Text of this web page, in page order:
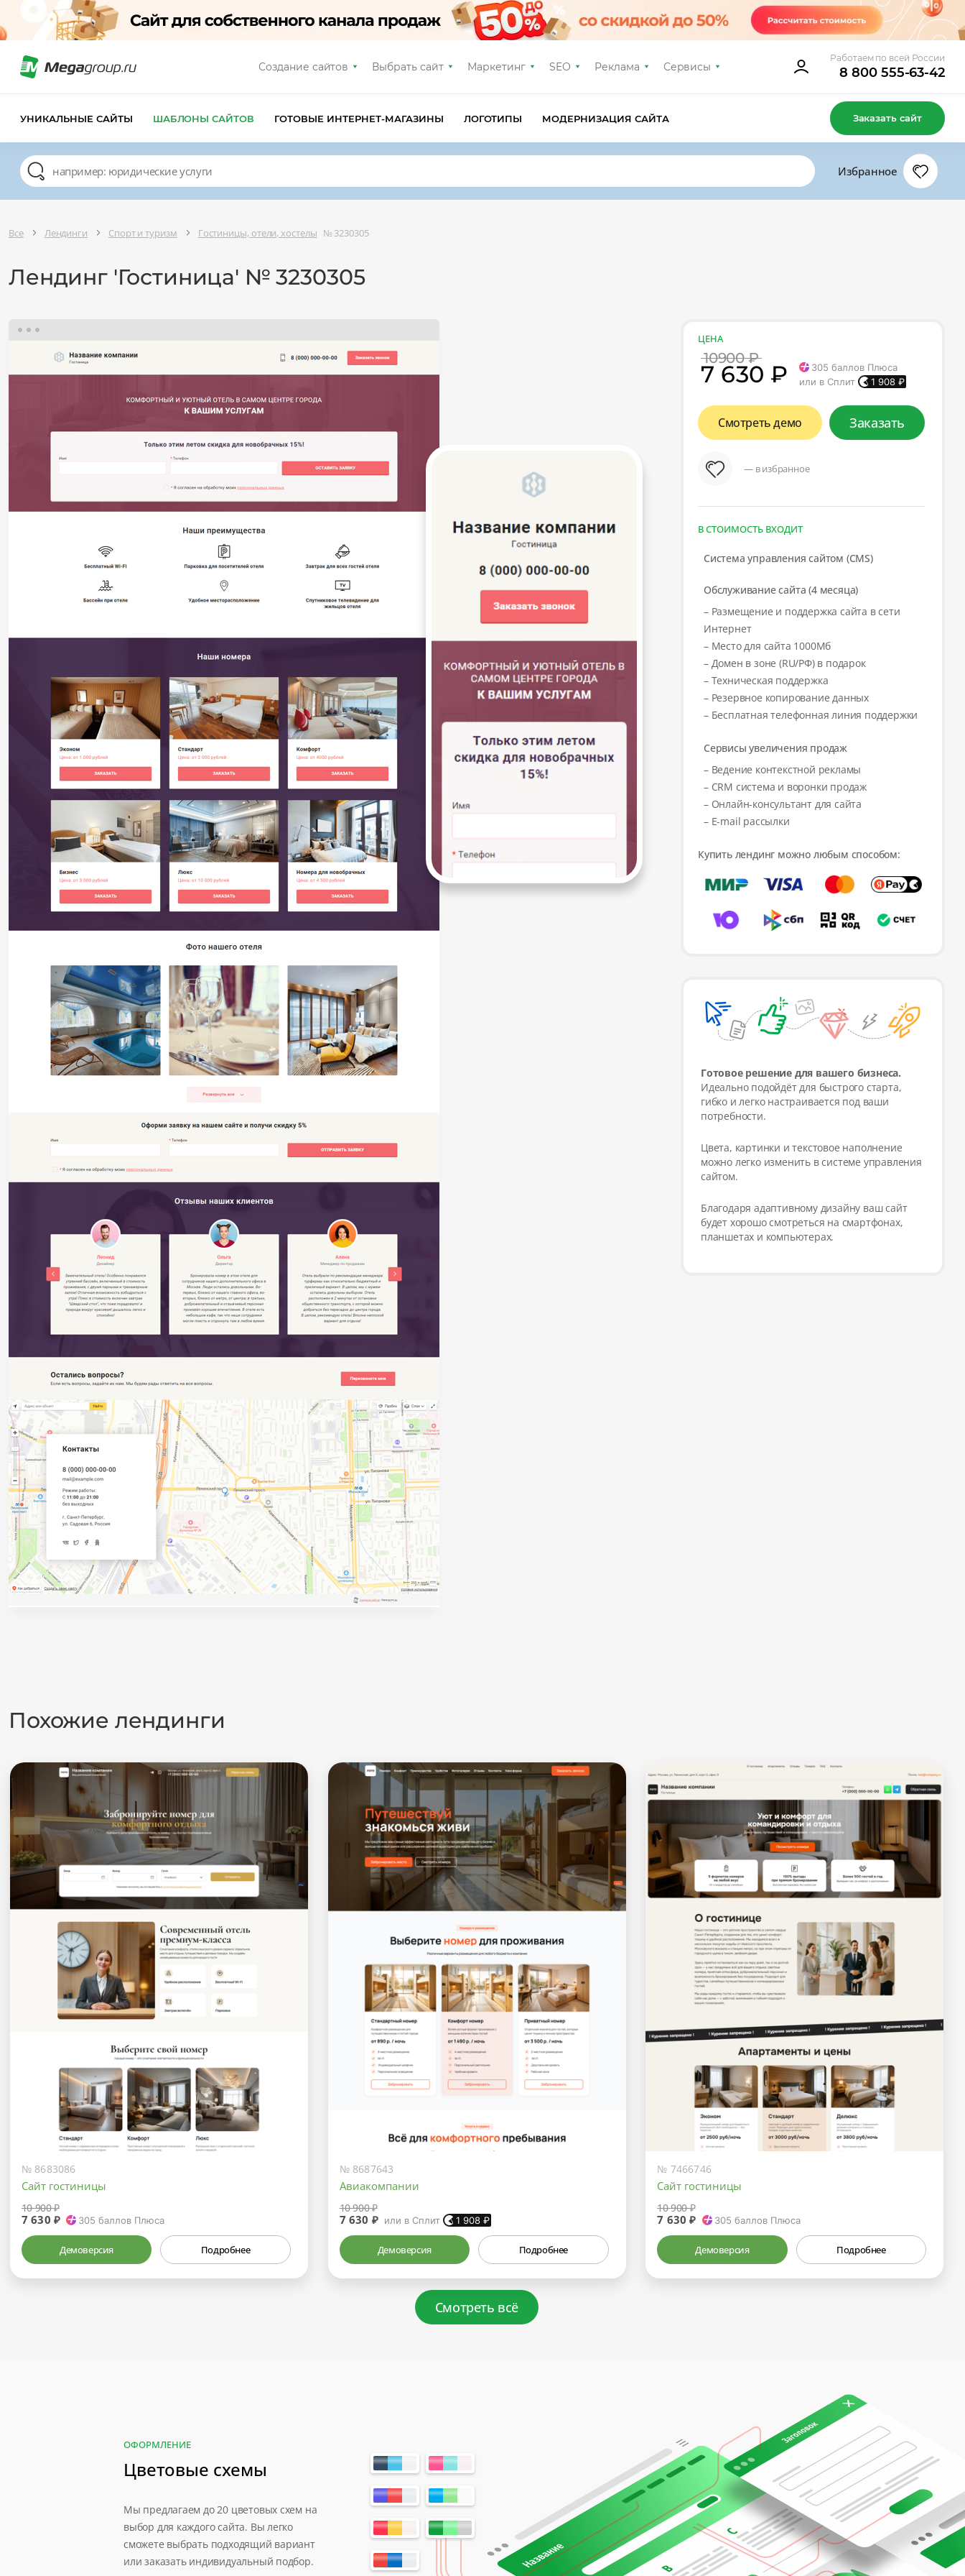
Создание сайтов Выбрать сайт Маркетинг SEO Реклама Сервисы
Работаем по всей России
8 800 555-63-42
УНИКАЛЬНЫЕ САЙТЫ ШАБЛОНЫ САЙТОВ ГОТОВЫЕ ИНТЕРНЕТ-МАГАЗИНЫ ЛОГОТИПЫ МОДЕРНИЗАЦИЯ САЙТА Заказать сайт
Избранное
Все Лендинги Спорт и туризм Гостиницы, отели, хостелы № 3230305
Лендинг 'Гостиница' № 3230305
ЦЕНА
10900 ₽
7 630 ₽ 305 баллов Плюса
или в Сплит
1 908 ₽
Смотреть демо Заказать
— в избранное
В СТОИМОСТЬ ВХОДИТ
Система управления сайтом (CMS)
Обслуживание сайта (4 месяца)
– Размещение и поддержка сайта в сети
Интернет
– Место для сайта 1000Мб
– Домен в зоне (RU/РФ) в подарок
– Техническая поддержка
– Резервное копирование данных
– Бесплатная телефонная линия поддержки
Сервисы увеличения продаж
– Ведение контекстной рекламы
– CRM система и воронки продаж
– Онлайн-консультант для сайта
– E-mail рассылки
Купить лендинг можно любым способом:
Готовое решение для вашего бизнеса.
Идеально подойдёт для быстрого старта,
гибко и легко настраивается под ваши
потребности.
Цвета, картинки и текстовое наполнение
можно легко изменить в системе управления
сайтом.
Благодаря адаптивному дизайну ваш сайт
будет хорошо смотреться на смартфонах,
планшетах и компьютерах.
Похожие лендинги
№ 8683086
Сайт гостиницы
10 900 ₽
7 630 ₽ 305 баллов Плюса
Демоверсия Подробнее
№ 8687643
Авиакомпании
10 900 ₽
7 630 ₽ или в Сплит 1 908₽
Демоверсия Подробнее
№ 7466746
Сайт гостиницы
10 900 ₽
7 630 ₽ 305 баллов Плюса
Демоверсия Подробнее
Смотреть всё
ОФОРМЛЕНИЕ
Цветовые схемы
Мы предлагаем до 20 цветовых схем на
выбор для каждого сайта. Вы легко
сможете выбрать подходящий вариант
или заказать индивидуальный подбор.